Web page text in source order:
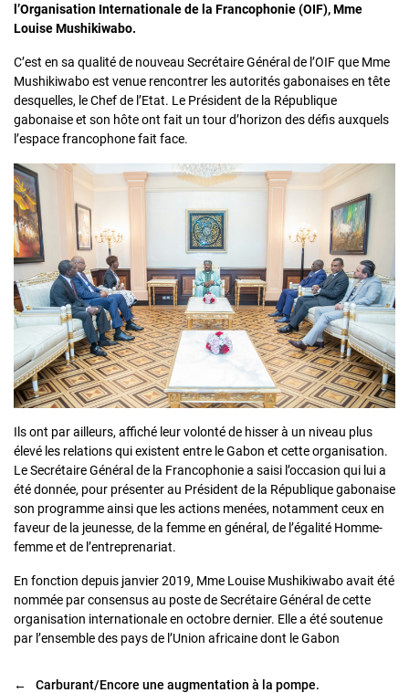
l’Organisation Internationale de la Francophonie (OIF), Mme
Louise Mushikiwabo.
C’est en sa qualité de nouveau Secrétaire Général de l’OIF que Mme
Mushikiwabo est venue rencontrer les autorités gabonaises en tête
desquelles, le Chef de l’Etat. Le Président de la République
gabonaise et son hôte ont fait un tour d’horizon des défis auxquels
l’espace francophone fait face.
Ils ont par ailleurs, affiché leur volonté de hisser à un niveau plus
élevé les relations qui existent entre le Gabon et cette organisation.
Le Secrétaire Général de la Francophonie a saisi l’occasion qui lui a
été donnée, pour présenter au Président de la République gabonaise
son programme ainsi que les actions menées, notamment ceux en
faveur de la jeunesse, de la femme en général, de l’égalité Homme-
femme et de l’entreprenariat.
En fonction depuis janvier 2019, Mme Louise Mushikiwabo avait été
nommée par consensus au poste de Secrétaire Général de cette
organisation internationale en octobre dernier. Elle a été soutenue
par l’ensemble des pays de l’Union africaine dont le Gabon
←
Carburant/Encore une augmentation à la pompe.